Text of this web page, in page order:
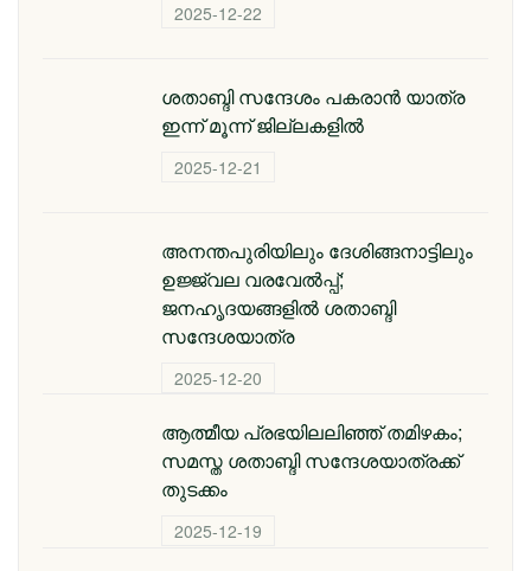
2025-12-22
ശതാബ്ദി സന്ദേശം പകരാൻ യാത്ര
ഇന്ന് മൂന്ന് ജില്ലകളിൽ
2025-12-21
അനന്തപുരിയിലും ദേശിങ്ങനാട്ടിലും
ഉജ്ജ്വല വരവേൽപ്പ്;
ജനഹൃദയങ്ങളിൽ ശതാബ്ദി
സന്ദേശയാത്ര
2025-12-20
ആത്മീയ പ്രഭയിലലിഞ്ഞ് തമിഴകം;
സമസ്ത ശതാബ്ദി സന്ദേശയാത്രക്ക്
തുടക്കം
2025-12-19